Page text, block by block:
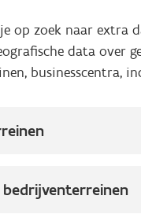
op zoek naar extra
data over
businesscentra,
bedrijventerreinen